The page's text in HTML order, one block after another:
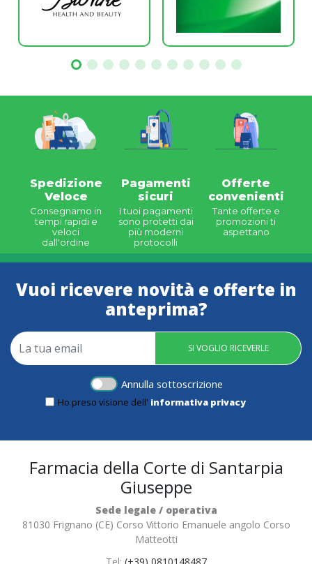
Spedizione
Veloce
Consegnamo in
tempi rapidi e
veloci
dall'ordine
Pagamenti
sicuri
I tuoi pagamenti
sono protetti dai
più moderni
protocolli
Offerte
convenienti
Tante offerte e
promozioni ti
aspettano
Vuoi ricevere novità e offerte in
anteprima?
SI VOGLIO RICEVERLE
Ho preso visione dell' informativa privacy
Annulla sottoscrizione
Farmacia della Corte di Santarpia
Giuseppe
Sede legale / operativa
81030 Frignano (CE) Corso Vittorio Emanuele angolo Corso
Matteotti